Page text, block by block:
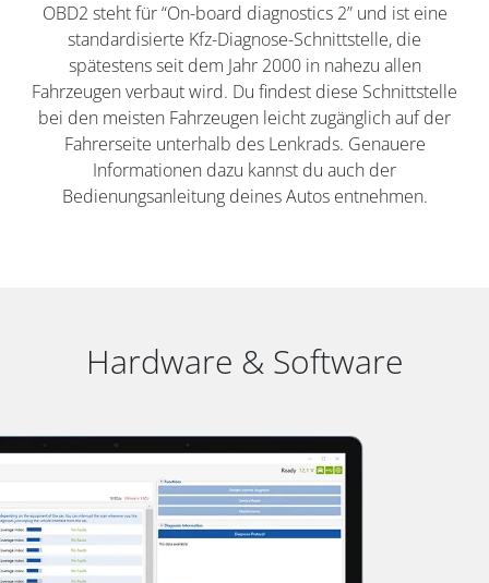
OBD2 steht für “On-board diagnostics 2” und ist eine
standardisierte Kfz-Diagnose-Schnittstelle, die
spätestens seit dem Jahr 2000 in nahezu allen
Fahrzeugen verbaut wird. Du findest diese Schnittstelle
bei den meisten Fahrzeugen leicht zugänglich auf der
Fahrerseite unterhalb des Lenkrads. Genauere
Informationen dazu kannst du auch der
Bedienungsanleitung deines Autos entnehmen.
Hardware & Software